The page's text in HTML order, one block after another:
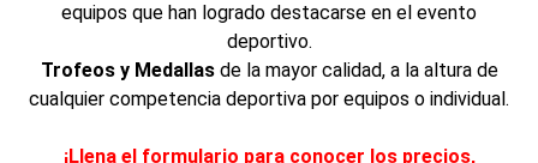
equipos que han logrado destacarse en el evento
deportivo.
Trofeos y Medallasde la mayor calidad, a la altura de
cualquier competencia deportiva por equipos o individual.
¡Llena el formulario para conocer los precios,